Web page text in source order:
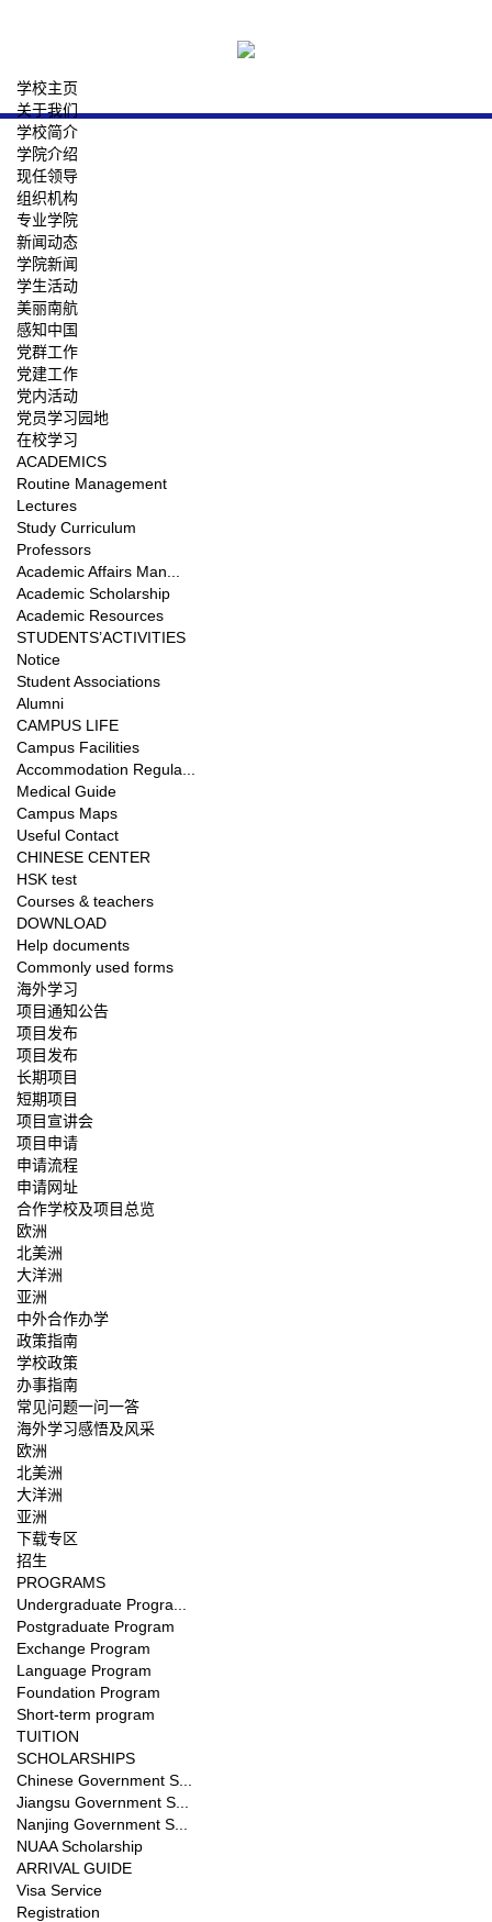
学校主页
关于我们
学校简介
学院介绍
现任领导
组织机构
专业学院
新闻动态
学院新闻
学生活动
美丽南航
感知中国
党群工作
党建工作
党内活动
党员学习园地
在校学习
ACADEMICS
Routine Management
Lectures
Study Curriculum
Professors
Academic Affairs Man...
Academic Scholarship
Academic Resources
STUDENTS’ACTIVITIES
Notice
Student Associations
Alumni
CAMPUS LIFE
Campus Facilities
Accommodation Regula...
Medical Guide
Campus Maps
Useful Contact
CHINESE CENTER
HSK test
Courses & teachers
DOWNLOAD
Help documents
Commonly used forms
海外学习
项目通知公告
项目发布
项目发布
长期项目
短期项目
项目宣讲会
项目申请
申请流程
申请网址
合作学校及项目总览
欧洲
北美洲
大洋洲
亚洲
中外合作办学
政策指南
学校政策
办事指南
常见问题一问一答
海外学习感悟及风采
欧洲
北美洲
大洋洲
亚洲
下载专区
招生
PROGRAMS
Undergraduate Progra...
Postgraduate Program
Exchange Program
Language Program
Foundation Program
Short-term program
TUITION
SCHOLARSHIPS
Chinese Government S...
Jiangsu Government S...
Nanjing Government S...
NUAA Scholarship
ARRIVAL GUIDE
Visa Service
Registration